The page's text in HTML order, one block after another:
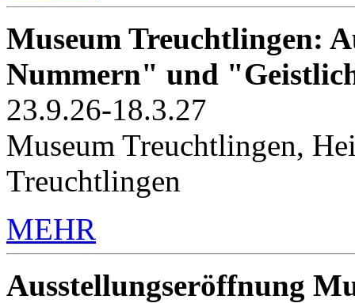
Museum Treuchtlingen:
Nummern" und
23.9.26-18.3.27
Museum Treuchtlingen,
Treuchtlingen
MEHR
Ausstellungseröffnung